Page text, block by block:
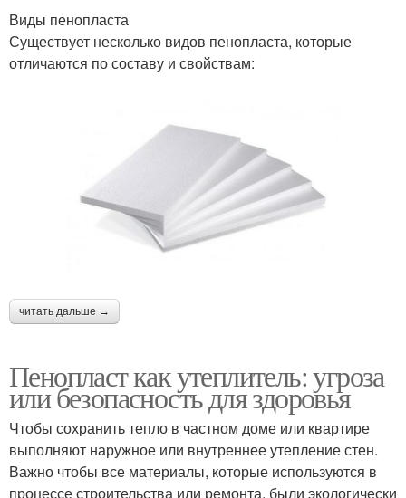
Виды пенопласта
Существует несколько видов пенопласта, которые
отличаются по составу и свойствам:
читать дальше →
Пенопласт как утеплитель: угроза
или безопасность для здоровья
Чтобы сохранить тепло в частном доме или квартире
выполняют наружное или внутреннее утепление стен.
Важно чтобы все материалы, которые используются в
процессе строительства или ремонта, были экологически